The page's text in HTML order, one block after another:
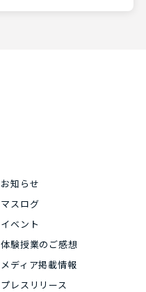
お知らせ
マスログ
イベント
体験授業のご感想
メディア掲載情報
プレスリリース